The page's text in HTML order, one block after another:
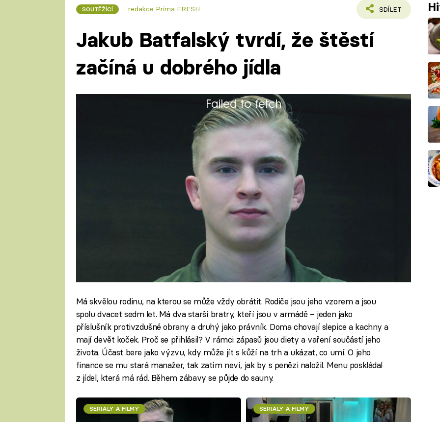
KUCHAŘKA
ČASOPIS
SOUTĚŽÍCÍ redakce Prima FRESH SDÍLET
Jakub Batfalský tvrdí, že štěstí
začíná u dobrého jídla
Failed to fetch
Jakub (23) vystudoval střední odbornou školu obor kuchař-číšník.
Nyní se profesionálně věnuje sportu a je zápasník.
Má skvělou rodinu, na kterou se může vždy obrátit. Rodiče jsou jeho vzorem a jsou
spolu dvacet sedm let. Má dva starší bratry, kteří jsou v armádě – jeden jako
příslušník protivzdušné obrany a druhý jako právník. Doma chovají slepice a kachny a
mají devět koček. Proč se přihlásil? V rámci zápasů jsou diety a vaření součástí jeho
života. Účast bere jako výzvu, kdy může jít s kůží na trh a ukázat, co umí. O jeho
finance se mu stará manažer, tak zatím neví, jak by s penězi naložil. Menu poskládal
z jídel, která má rád. Během zábavy se půjde do sauny.
SERIÁLY A FILMY SERIÁLY A FILMY